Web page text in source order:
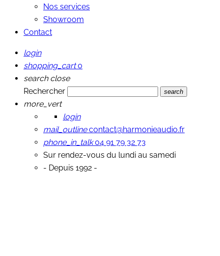
Nos services
Showroom
Contact
login
shopping_cart 0
search close
Rechercher
search
more_vert
login
mail_outline contact@harmonieaudio.fr
phone_in_talk 04 91 79 32 73
Sur rendez-vous du lundi au samedi
- Depuis 1992 -